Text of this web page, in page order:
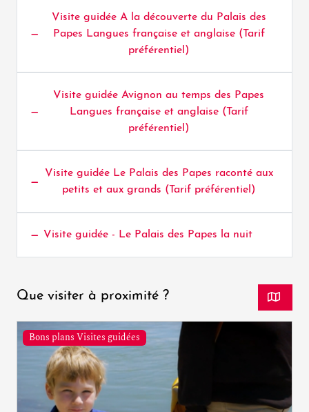
Visite guidée A la découverte du Palais des
Papes Langues française et anglaise (Tarif
préférentiel)
Visite guidée Avignon au temps des Papes
Langues française et anglaise (Tarif
préférentiel)
Visite guidée Le Palais des Papes raconté aux
petits et aux grands (Tarif préférentiel)
Visite guidée - Le Palais des Papes la nuit
Que visiter à proximité ?
Bons plans Visites guidées